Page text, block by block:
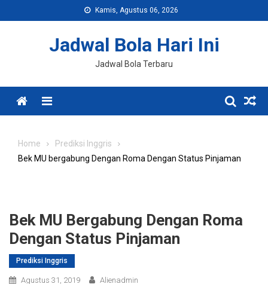
to
Kamis, Agustus 06, 2026
Jadwal Bola Hari Ini
Jadwal Bola Terbaru
Menu
Home
Prediksi Inggris
Bek MU bergabung Dengan Roma Dengan Status Pinjaman
Bek MU Bergabung Dengan Roma
Dengan Status Pinjaman
Prediksi Inggris
Agustus 31, 2019 Alienadmin